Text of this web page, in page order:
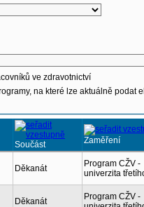
ve zdravotnictví
na které lze aktuálně podat
Součást Zaměření
Děkanát
Program CŽV -
univerzita
Děkanát
Program CŽV -